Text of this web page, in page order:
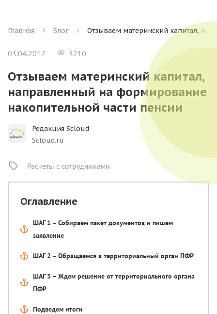
Главная Блог Отзываем материнский капитал,
03.04.2017 3210
Отзываем материнский капитал,
направленный на формирование
накопительной части пенсии
Редакция Scloud
Scloud.ru
Расчеты с сотрудниками
Оглавление
ШАГ 1 – Собираем пакет документов и пишем
заявление
ШАГ 2 – Обращаемся в территориальный орган ПФР
ШАГ 3 – Ждем решение от территориального органа
ПФР
Подведем итоги